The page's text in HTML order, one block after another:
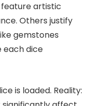
artistic
Others justify
gemstones
each dice
is loaded. Reality: